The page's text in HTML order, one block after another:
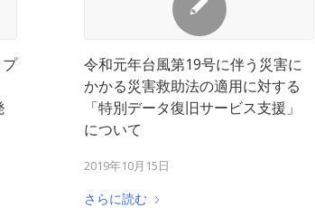
令和元年台風第19号に伴う災害に
かかる災害救助法の適用に対する
「特別データ復旧サービス支援」
について
2019年10月15日
さらに読む